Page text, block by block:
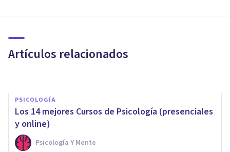
Artículos relacionados
Ansiedad
PSICOLOGÍA
Los 14 mejores Cursos de Psicología (presenciales
y online)
Psicología Y Mente